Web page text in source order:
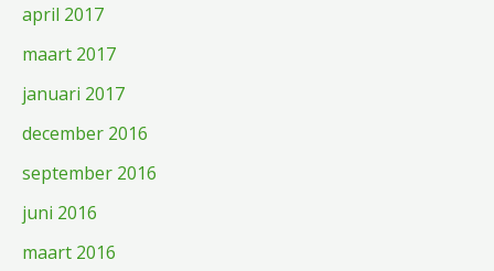
april 2017
maart 2017
januari 2017
december 2016
september 2016
juni 2016
maart 2016